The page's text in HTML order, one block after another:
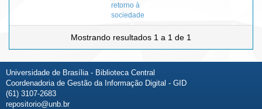
retorno à
sociedade
Mostrando resultados 1 a 1 de 1
Universidade de Brasília - Biblioteca Central
Coordenadoria de Gestão da Informação Digital - GID
(61) 3107-2683
repositorio@unb.br